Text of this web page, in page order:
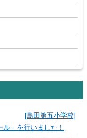
[島田第五小学校]
」を行いました！